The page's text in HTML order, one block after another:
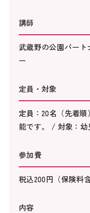
講師
武蔵野の公園パー
ー
定員・対象
定員：20名（先着
能です。 / 対象：幼
参加費
税込200円（保険料含
内容